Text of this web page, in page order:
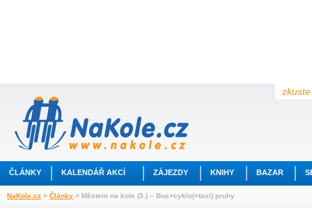
ČLÁNKY KALENDÁŘ AKCÍ ZÁJEZDY KNIHY BAZAR
NaKole.cz > Články > Městem na kole (3.) – Bus+cyklo(+taxi) pruhy